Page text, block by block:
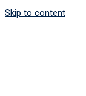
Skip to content